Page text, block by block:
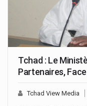
Tchad : Le
Partenaires,
Tchad View Media